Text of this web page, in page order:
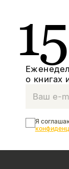
о книгах
Я